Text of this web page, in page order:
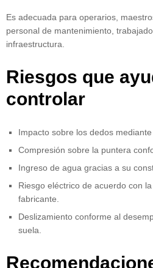
Es adecuada para operarios,
personal de mantenimiento,
infraestructura.
Riesgos que
controlar
Impacto sobre los dedos
Compresión sobre la puntera
Ingreso de agua gracias a su
Riesgo eléctrico de acuerdo con
fabricante.
Deslizamiento conforme al
suela.